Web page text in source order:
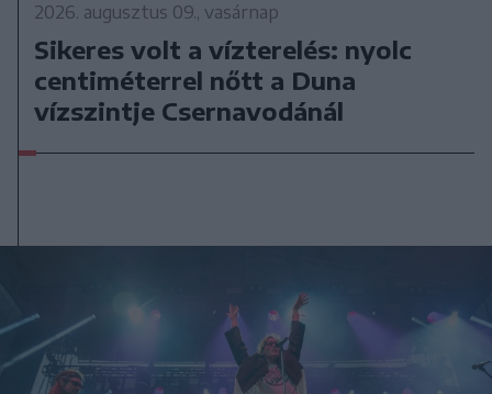
2026. augusztus 09., vasárnap
Sikeres volt a vízterelés: nyolc
centiméterrel nőtt a Duna
vízszintje Csernavodánál